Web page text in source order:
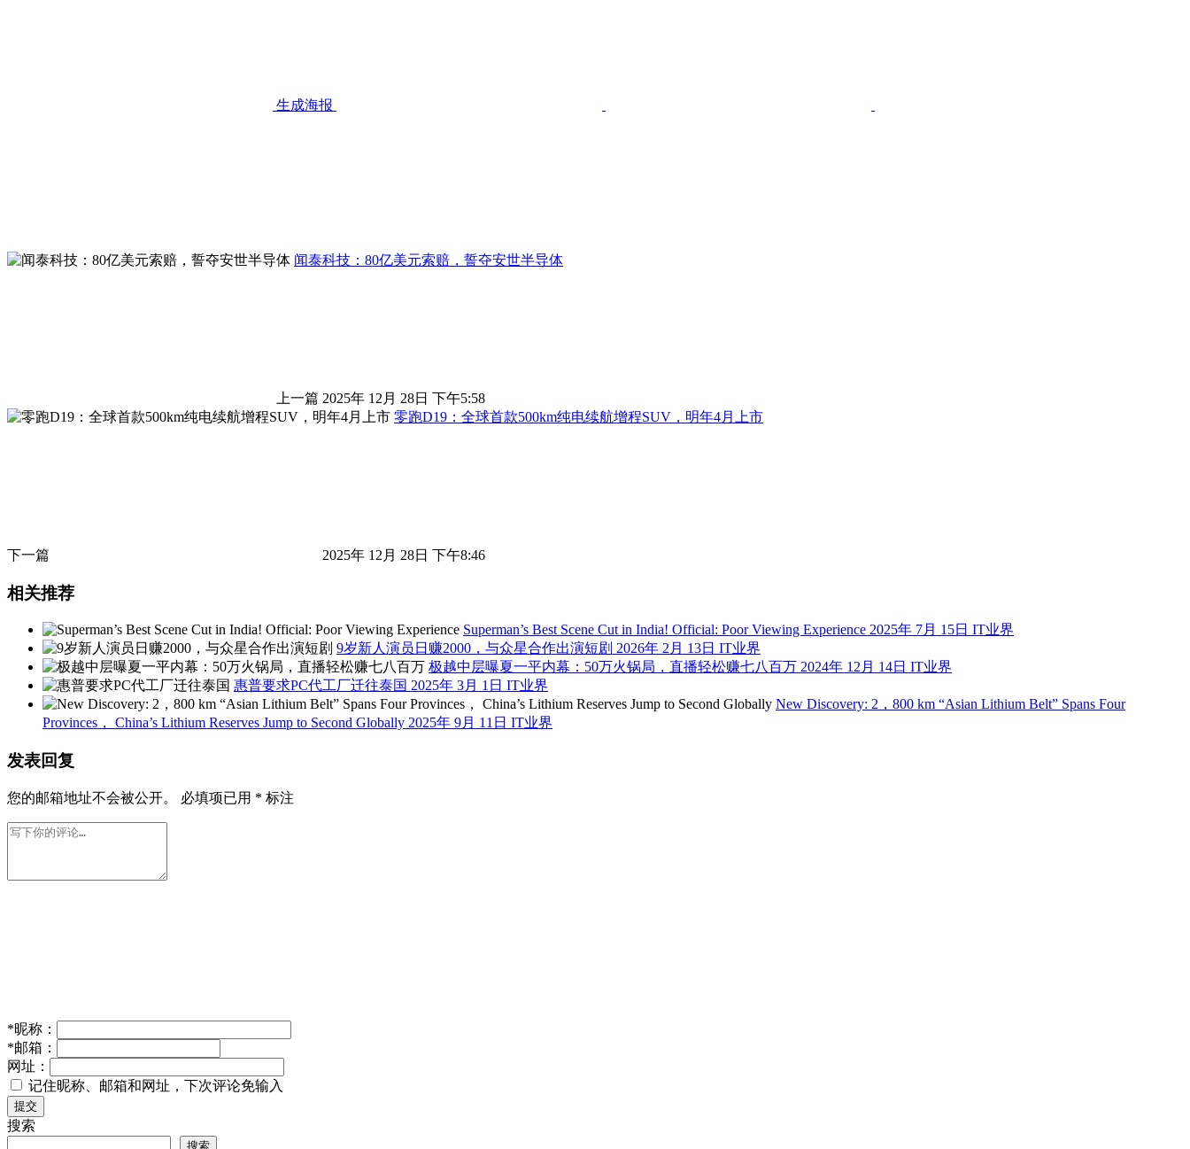
生成海报
闻泰科技：80亿美元索赔，誓夺安世半导体
上一篇 2025年 12月 28日 下午5:58
零跑D19：全球首款500km纯电续航增程SUV，明年4月上市
下一篇 2025年 12月 28日 下午8:46
相关推荐
Superman’s Best Scene Cut in India! Official: Poor Viewing Experience 2025年 7月 15日 IT业界
9岁新人演员日赚2000，与众星合作出演短剧 2026年 2月 13日 IT业界
极越中层曝夏一平内幕：50万火锅局，直播轻松赚七八百万 2024年 12月 14日 IT业界
惠普要求PC代工厂迁往泰国 2025年 3月 1日 IT业界
New Discovery: 2，800 km “Asian Lithium Belt” Spans Four
Provinces， China’s Lithium Reserves Jump to Second Globally 2025年 9月 11日 IT业界
发表回复
您的邮箱地址不会被公开。 必填项已用 * 标注
*昵称：
*邮箱：
网址：
记住昵称、邮箱和网址，下次评论免输入
提交
搜索
搜索